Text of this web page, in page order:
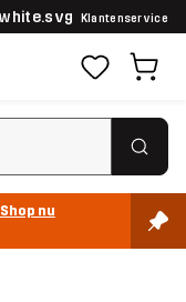
Klantenservice
Shop nu